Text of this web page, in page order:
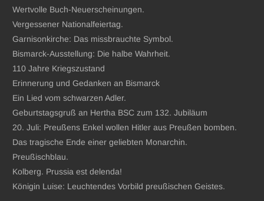
Wertvolle Buch-Neuerscheinungen.
Vergessener Nationalfeiertag.
Garnisonkirche: Das missbrauchte Symbol.
Bismarck-Ausstellung: Die halbe Wahrheit.
110 Jahre Kriegszustand
Erinnerung und Gedanken an Bismarck
Ein Lied vom schwarzen Adler.
Geburtstagsgruß an Hertha BSC zum 132. Jubiläum
20. Juli: Preußens Enkel wollen Hitler aus Preußen bomben.
Das tragische Ende einer geliebten Monarchin.
Preußischblau.
Kolberg. Prussia est delenda!
Königin Luise: Leuchtendes Vorbild preußischen Geistes.